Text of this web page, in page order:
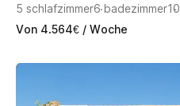
5 schlafzimmer6badezimmer10
Von 4.564€ / Woche